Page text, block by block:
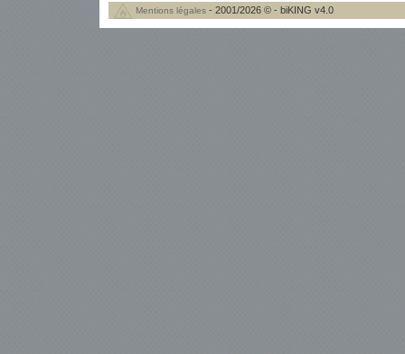
Mentions légales - 2001/2026 © - biKING v4.0